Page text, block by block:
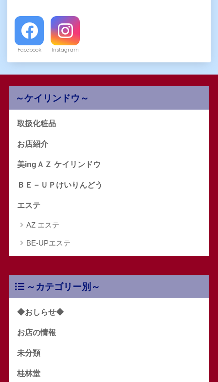
Facebook Instagram
～ケイリンドウ～
取扱化粧品
お店紹介
美ingＡＺ ケイリンドウ
ＢＥ－ＵＰけいりんどう
エステ
AZ エステ
BE-UPエステ
～カテゴリー別～
◆おしらせ◆
お店の情報
未分類
桂林堂